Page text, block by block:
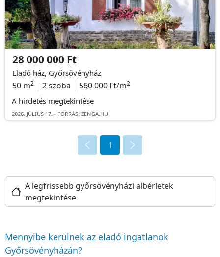
28 000 000 Ft
Eladó ház, Győrsövényház
50 m2 2 szoba 560 000 Ft/m2
A hirdetés megtekintése
2026. JÚLIUS 17. - FORRÁS: ZENGA.HU
1
A legfrissebb győrsövényházi albérletek
megtekintése
Mennyibe kerülnek az eladó ingatlanok
Győrsövényházán?